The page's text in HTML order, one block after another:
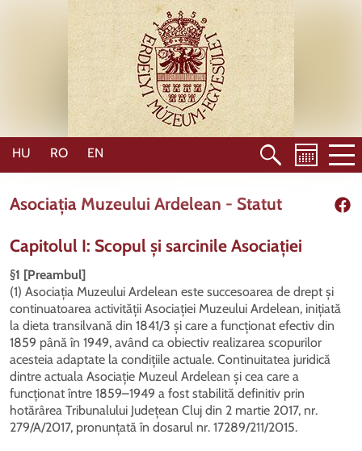
HU RO EN
Asociația Muzeului Ardelean - Statut
Capitolul I: Scopul și sarcinile Asociației
§1 [Preambul]
(1) Asociația Muzeului Ardelean este succesoarea de drept și
continuatoarea activității Asociației Muzeului Ardelean, inițiată
la dieta transilvană din 1841/3 și care a funcționat efectiv din
1859 până în 1949, având ca obiectiv realizarea scopurilor
acesteia adaptate la condițiile actuale. Continuitatea juridică
dintre actuala Asociație Muzeul Ardelean și cea care a
funcționat între 1859–1949 a fost stabilită definitiv prin
hotărârea Tribunalului Județean Cluj din 2 martie 2017, nr.
279/A/2017, pronunțată în dosarul nr. 17289/211/2015.